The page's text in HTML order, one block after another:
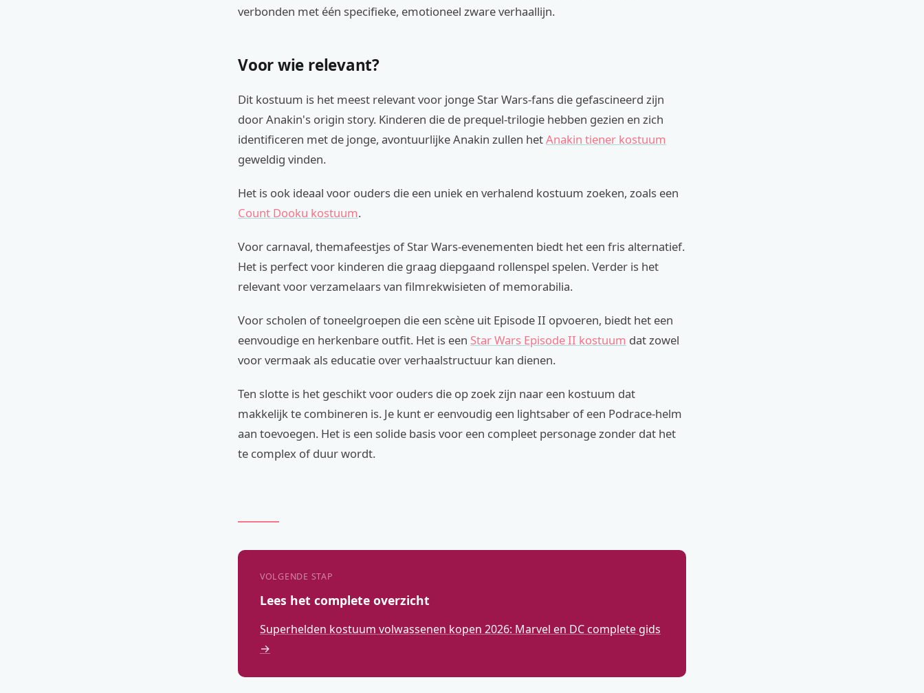
verbonden met één specifieke, emotioneel zware verhaallijn.
Voor wie relevant?
Dit kostuum is het meest relevant voor jonge Star Wars-fans die gefascineerd zijn
door Anakin's origin story. Kinderen die de prequel-trilogie hebben gezien en zich
identificeren met de jonge, avontuurlijke Anakin zullen hetAnakin tiener kostuum
geweldig vinden.
Het is ook ideaal voor ouders die een uniek en verhalend kostuum zoeken, zoals een
Count Dooku kostuum.
Voor carnaval, themafeestjes of Star Wars-evenementen biedt het een fris alternatief.
Het is perfect voor kinderen die graag diepgaand rollenspel spelen. Verder is het
relevant voor verzamelaars van filmrekwisieten of memorabilia.
Voor scholen of toneelgroepen die een scène uit Episode II opvoeren, biedt het een
eenvoudige en herkenbare outfit. Het is een Star Wars Episode II kostuum dat zowel
voor vermaak als educatie over verhaalstructuur kan dienen.
Ten slotte is het geschikt voor ouders die op zoek zijn naar een kostuum dat
makkelijk te combineren is. Je kunt er eenvoudig een lightsaber of een Podrace-helm
aan toevoegen. Het is een solide basis voor een compleet personage zonder dat het
te complex of duur wordt.
VOLGENDE STAP
Lees het complete overzicht
Superhelden kostuum volwassenen kopen 2026: Marvel en DC complete gids
→